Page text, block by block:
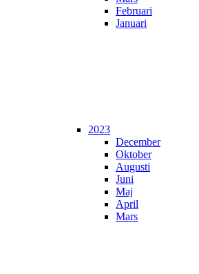
Februari
Januari
2023
December
Oktober
Augusti
Juni
Maj
April
Mars